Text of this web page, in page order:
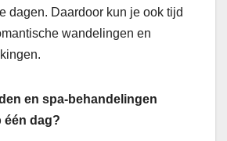
dagen. Daardoor kun je ook tijd
wandelingen en
en spa-behandelingen
één dag?